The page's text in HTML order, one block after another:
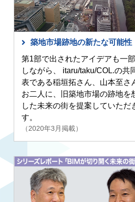
築地市場跡地の新たな可能性
第1部で出されたアイデアも一
しながら、 itaru/taku/COL.の共
表である稲垣拓さん、山本至さ
お二人に、旧築地市場の跡地を
した未来の街を提案していただ
す。
（2020年3月掲載）